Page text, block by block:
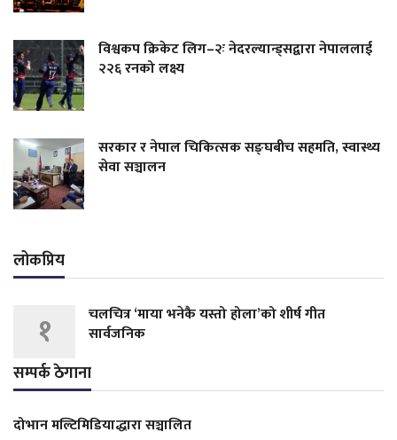
विश्वकप क्रिकेट लिग–२ः नेदरल्यान्ड्सद्वारा नेपाललाई
२२६ रनको लक्ष्य
सरकार र नेपाल चिकित्सक सङ्घबीच सहमति, स्वास्थ्य
सेवा सञ्चालन
लोकप्रिय
१
चलचित्र ‘माया भनेकै यस्तो होला’को शीर्ष गीत
सार्वजनिक
सम्पर्क ठेगाना
दोभान मल्टिमिडियाद्धारा सञ्चालित